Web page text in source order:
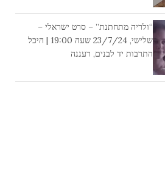
“ולריה מתחתנת” – סרט ישראלי –
שלישי, 23/7/24 שעה 19:00 | היכל
התרבות יד לבנים, רעננה